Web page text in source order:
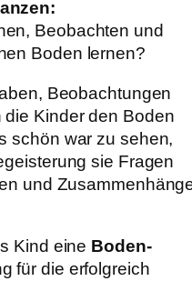
Beobachten und
Boden lernen?
Beobachtungen
Kinder den Boden
schön war zu sehen,
sie Fragen
und
Kind eine Boden-
für die erfolgreich